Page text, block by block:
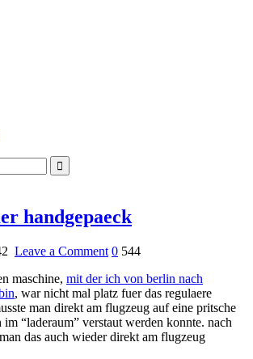
handgepaeck
Leave a Commenton
platz
fuer
handgepaeck
0 544
maschine, mit der ich von berlin nach
, war nicht mal platz fuer das regulaere
man direkt am flugzeug auf eine pritsche
im “laderaum” verstaut werden konnte. nach
das auch wieder direkt am flugzeug